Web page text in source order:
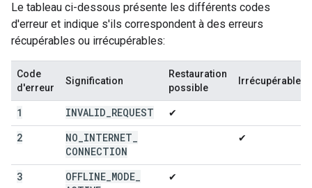
Le tableau ci-dessous présente les différents codes
d'erreur et indique s'ils correspondent à des erreurs
récupérables ou irrécupérables:
Code
d'erreur
Signification
Restauration
possible
Irrécupérable
1 INVALID REQUEST ✔
2 NO INTERNET
CONNECTION
✔
3 OFFLINE MODE ✔